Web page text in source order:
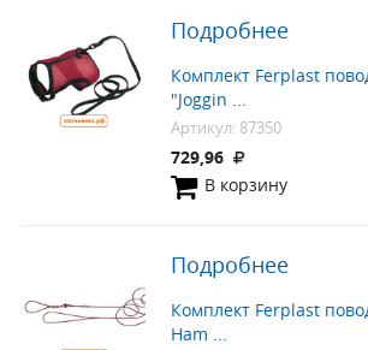
Подробнее
Комплект Ferplast
"Joggin ...
Артикул: 87350
729,96
В корзину
Подробнее
Комплект Ferplast
Ham ...